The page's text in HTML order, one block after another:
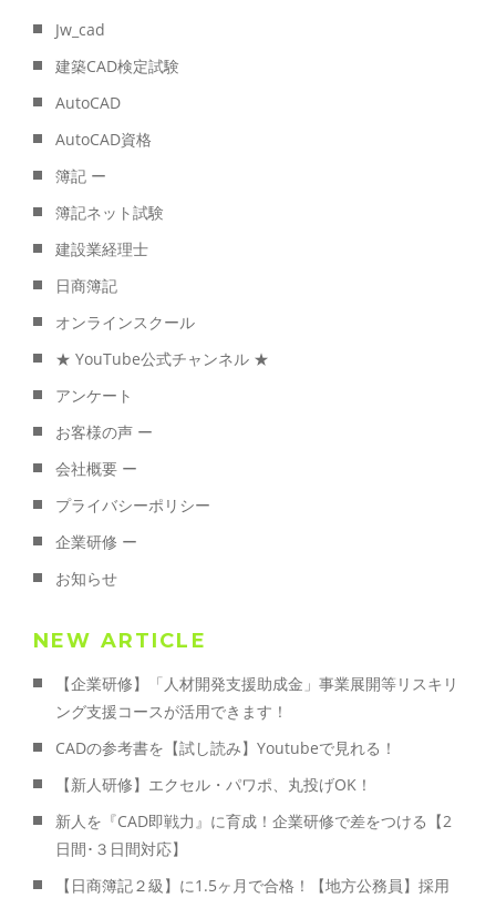
Jw_cad
建築CAD検定試験
AutoCAD
AutoCAD資格
簿記 ー
簿記ネット試験
建設業経理士
日商簿記
オンラインスクール
★ YouTube公式チャンネル ★
アンケート
お客様の声 ー
会社概要 ー
プライバシーポリシー
企業研修 ー
お知らせ
NEW ARTICLE
【企業研修】「人材開発支援助成金」事業展開等リスキリ
ング支援コースが活用できます！
CADの参考書を【試し読み】Youtubeで見れる！
【新人研修】エクセル・パワポ、丸投げOK！
新人を『CAD即戦力』に育成！企業研修で差をつける【2
日間･３日間対応】
【日商簿記２級】に1.5ヶ月で合格！【地方公務員】採用